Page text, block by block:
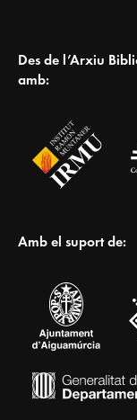
Des de l’Arxiu
amb:
Amb el suport de: